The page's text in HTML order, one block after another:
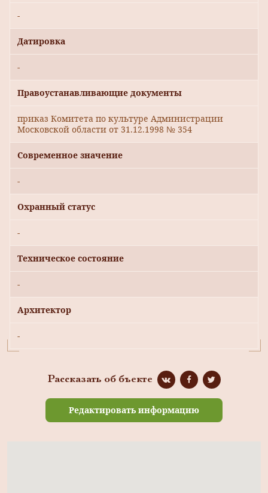
-
Датировка
-
Правоустанавливающие документы
приказ Комитета по культуре Администрации
Московской области от 31.12.1998 № 354
Современное значение
-
Охранный статус
-
Техническое состояние
-
Архитектор
-
Рассказать об бъекте
Редактировать информацию